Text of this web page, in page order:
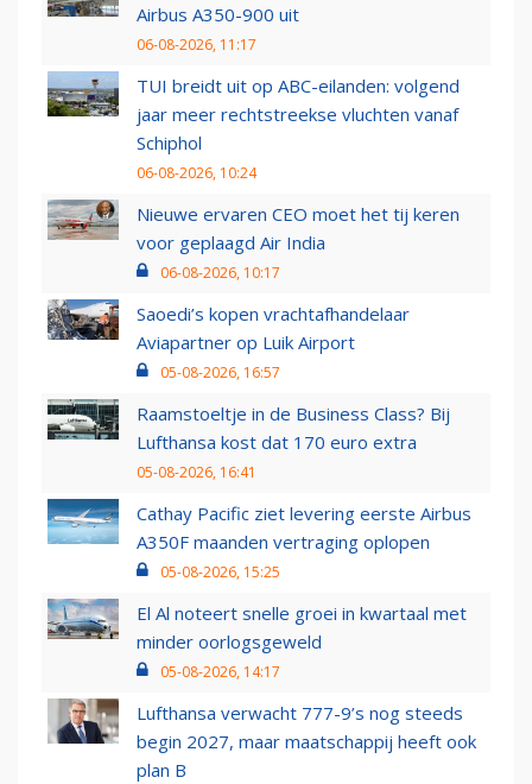
Airbus A350-900 uit
06-08-2026, 11:17
TUI breidt uit op ABC-eilanden: volgend
jaar meer rechtstreekse vluchten vanaf
Schiphol
06-08-2026, 10:24
Nieuwe ervaren CEO moet het tij keren
voor geplaagd Air India
06-08-2026, 10:17
Saoedi’s kopen vrachtafhandelaar
Aviapartner op Luik Airport
05-08-2026, 16:57
Raamstoeltje in de Business Class? Bij
Lufthansa kost dat 170 euro extra
05-08-2026, 16:41
Cathay Pacific ziet levering eerste Airbus
A350F maanden vertraging oplopen
05-08-2026, 15:25
El Al noteert snelle groei in kwartaal met
minder oorlogsgeweld
05-08-2026, 14:17
Lufthansa verwacht 777-9’s nog steeds
begin 2027, maar maatschappij heeft ook
plan B